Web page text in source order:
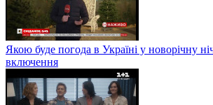
Якою буде погода в Україні у новорічну
включення